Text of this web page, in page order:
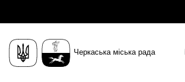
Черкаська міська рада